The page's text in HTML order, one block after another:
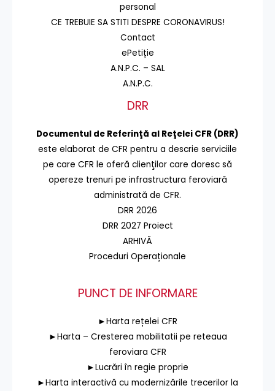
personal
CE TREBUIE SA STITI DESPRE CORONAVIRUS!
Contact
ePetiție
A.N.P.C. – SAL
A.N.P.C.
DRR
Documentul de Referinţă al Reţelei CFR (DRR)
este elaborat de CFR pentru a descrie serviciile
pe care CFR le oferă clienţilor care doresc să
opereze trenuri pe infrastructura feroviară
administrată de CFR.
DRR 2026
DRR 2027 Proiect
ARHIVĂ
Proceduri Operaționale
PUNCT DE INFORMARE
►Harta rețelei CFR
►Harta – Cresterea mobilitatii pe reteaua
feroviara CFR
►Lucrări în regie proprie
►Harta interactivă cu modernizările trecerilor la